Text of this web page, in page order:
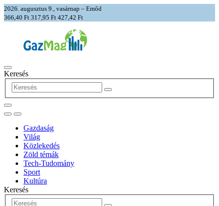
2026. augusztus 9., vasárnap – Emőd
366,40 Ft 317,95 Ft 427,42 Ft
Keresés
Gazdaság
Világ
Közlekedés
Zöld témák
Tech-Tudomány
Sport
Kultúra
Keresés